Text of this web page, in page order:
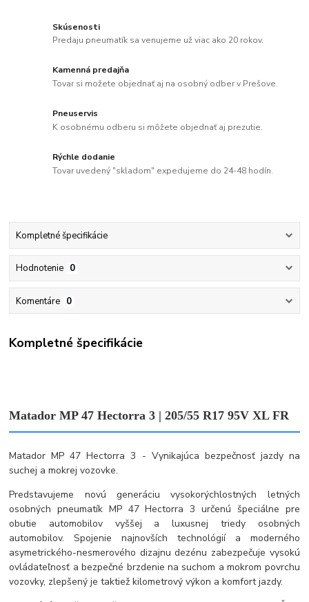
Skúsenosti
Predaju pneumatík sa venujeme už viac ako 20 rokov.
Kamenná predajňa
Tovar si možete objednať aj na osobný odber v Prešove.
Pneuservis
K osobnému odberu si môžete objednať aj prezutie.
Rýchle dodanie
Tovar uvedený "skladom" expedujeme do 24-48 hodín.
Kompletné špecifikácie
Hodnotenie 0
Komentáre 0
Kompletné špecifikácie
Matador MP 47 Hectorra 3 | 205/55 R17 95V XL FR
Matador MP 47 Hectorra 3 - Vynikajúca bezpečnosť jazdy na
suchej a mokrej vozovke.
Predstavujeme novú generáciu vysokorýchlostných letných
osobných pneumatík MP 47 Hectorra 3 určenú špeciálne pre
obutie automobilov vyššej a luxusnej triedy osobných
automobilov. Spojenie najnovších technológií a moderného
asymetrického-nesmerového dizajnu dezénu zabezpečuje vysokú
ovládateľnosť a bezpečné brzdenie na suchom a mokrom povrchu
vozovky, zlepšený je taktiež kilometrový výkon a komfort jazdy.